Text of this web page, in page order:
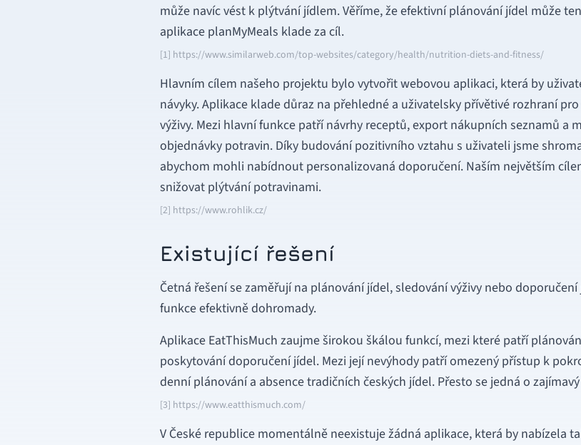
může navíc vést k plýtvání jídlem. Věříme, že efektivní plánování jídel může
aplikace planMyMeals klade za cíl.
[1] https://www.similarweb.com/top-websites/category/health/nutrition-diets-and-fitness/
Hlavním cílem našeho projektu bylo vytvořit webovou aplikaci, která by
návyky. Aplikace klade důraz na přehledné a uživatelsky přívětivé rozhraní
výživy. Mezi hlavní funkce patří návrhy receptů, export nákupních seznamů a
objednávky potravin. Díky budování pozitivního vztahu s uživateli jsme
abychom mohli nabídnout personalizovaná doporučení. Naším největším
snižovat plýtvání potravinami.
[2] https://www.rohlik.cz/
Existující řešení
Četná řešení se zaměřují na plánování jídel, sledování výživy nebo
funkce efektivně dohromady.
Aplikace EatThisMuch zaujme širokou škálou funkcí, mezi které patří
poskytování doporučení jídel. Mezi její nevýhody patří omezený přístup k
denní plánování a absence tradičních českých jídel. Přesto se jedná o
[3] https://www.eatthismuch.com/
V České republice momentálně neexistuje žádná aplikace, která by nabízela